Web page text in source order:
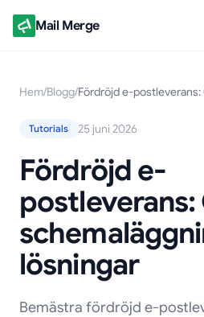
Mail Merge
Hem/Blogg/
Tutorials 25 juni 2026
Fördröjd e-
postleverans:
lösningar
Bemästra fördröjd e-